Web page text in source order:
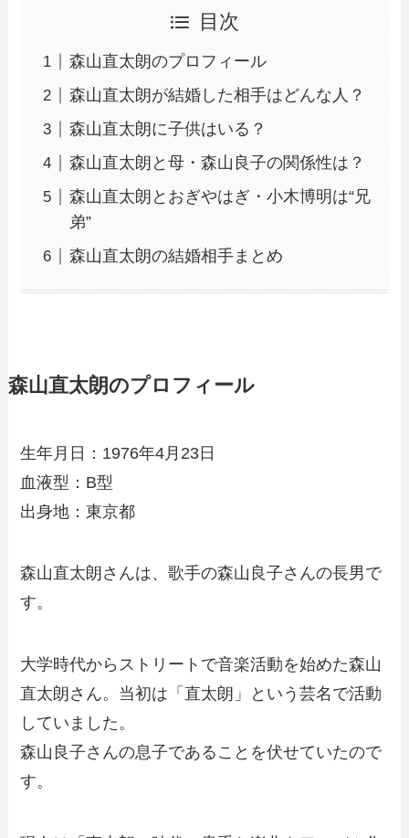
目次
森山直太朗のプロフィール
森山直太朗が結婚した相手はどんな人？
森山直太朗に子供はいる？
森山直太朗と母・森山良子の関係性は？
森山直太朗とおぎやはぎ・小木博明は“兄
弟”
森山直太朗の結婚相手まとめ
森山直太朗のプロフィール
生年月日：1976年4月23日
血液型：B型
出身地：東京都
森山直太朗さんは、歌手の森山良子さんの長男で
す。
大学時代からストリートで音楽活動を始めた森山
直太朗さん。当初は「直太朗」という芸名で活動
していました。
森山良子さんの息子であることを伏せていたので
す。